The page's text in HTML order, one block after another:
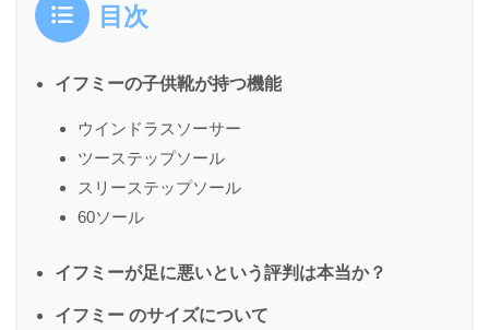
目次
イフミーの子供靴が持つ機能
ウインドラスソーサー
ツーステップソール
スリーステップソール
60ソール
イフミーが足に悪いという評判は本当か？
イフミー のサイズについて